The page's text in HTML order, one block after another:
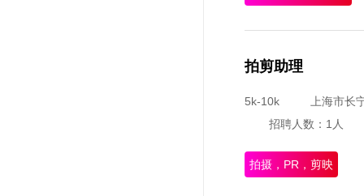
拍剪助理
5k-10k
上海市长
招聘人数：1人
拍摄，PR，剪映